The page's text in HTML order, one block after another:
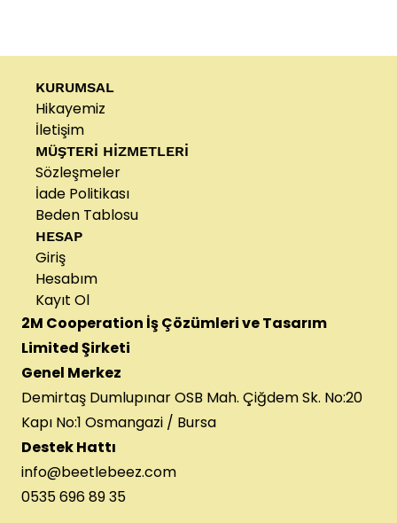
KURUMSAL
Hikayemiz
İletişim
MÜŞTERİ HİZMETLERİ
Sözleşmeler
İade Politikası
Beden Tablosu
HESAP
Giriş
Hesabım
Kayıt Ol
2M Cooperation İş Çözümleri ve Tasarım
Limited Şirketi
Genel Merkez
Demirtaş Dumlupınar OSB Mah. Çiğdem Sk. No:20
Kapı No:1 Osmangazi / Bursa
Destek Hattı
info@beetlebeez.com
0535 696 89 35